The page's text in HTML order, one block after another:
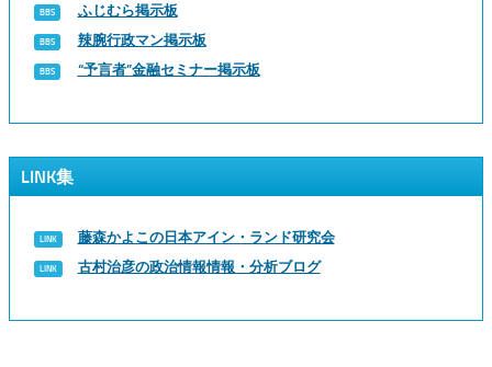
ふじむら掲示板
辣腕行政マン掲示板
“予言者”金融セミナー掲示板
LINK集
藤森かよこの日本アイン・ランド研究会
古村治彦の政治情報情報・分析ブログ